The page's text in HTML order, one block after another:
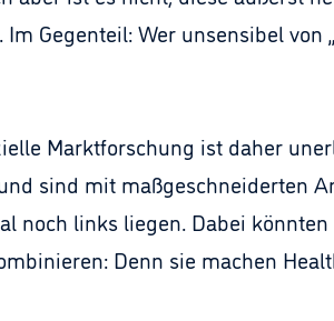
Gegenteil: Wer unsensibel von
Marktforschung ist daher
sind mit maßgeschneiderten
noch links liegen. Dabei
Denn sie machen